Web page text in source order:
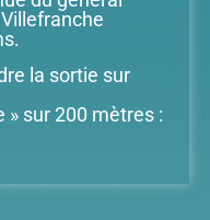
la sortie sur
» sur 200 mètres :